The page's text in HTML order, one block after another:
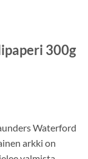
300g
Waterford
arkki on